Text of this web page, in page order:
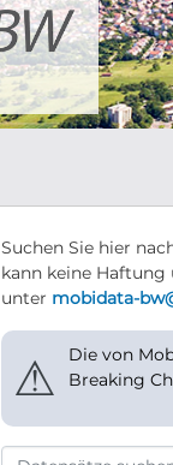
Suchen Sie hier
kann keine
unter mobidata-
⚠
Die von
Breaking